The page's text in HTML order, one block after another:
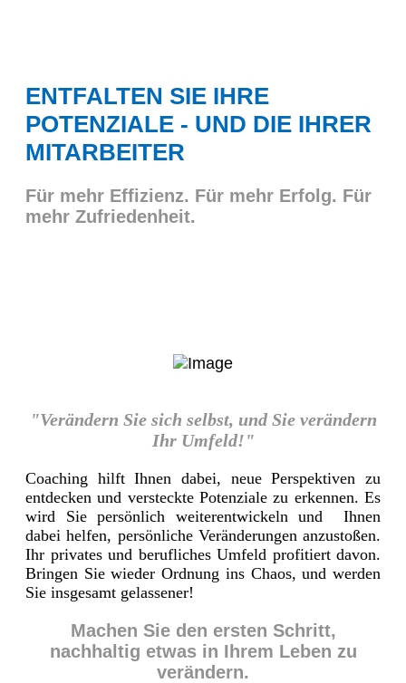
ENTFALTEN SIE IHRE
POTENZIALE - UND DIE IHRER
MITARBEITER
Für mehr Effizienz. Für mehr Erfolg. Für
mehr Zufriedenheit.
"Verändern Sie sich selbst, und Sie verändern
Ihr Umfeld!"
Coaching hilft Ihnen dabei, neue Perspektiven zu
entdecken und versteckte Potenziale zu erkennen. Es
wird Sie persönlich weiterentwickeln und Ihnen
dabei helfen, persönliche Veränderungen anzustoßen.
Ihr privates und berufliches Umfeld profitiert davon.
Bringen Sie wieder Ordnung ins Chaos, und werden
Sie insgesamt gelassener!
Machen Sie den ersten Schritt,
nachhaltig etwas in Ihrem Leben zu
verändern.